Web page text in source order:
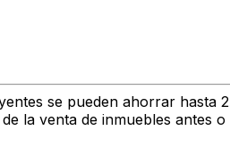
se pueden ahorrar hasta
la venta de inmuebles antes o